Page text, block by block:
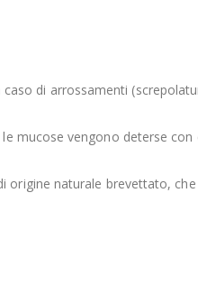
di arrossamenti
mucose vengono deterse
origine naturale brevettato,